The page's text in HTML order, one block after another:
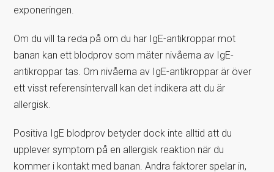
exponeringen.
Om du vill ta reda på om du har IgE-antikroppar mot
banan kan ett blodprov som mäter nivåerna av IgE-
antikroppar tas. Om nivåerna av IgE-antikroppar är över
ett visst referensintervall kan det indikera att du är
allergisk.
Positiva IgE blodprov betyder dock inte alltid att du
upplever symptom på en allergisk reaktion när du
kommer i kontakt med banan. Andra faktorer spelar in,